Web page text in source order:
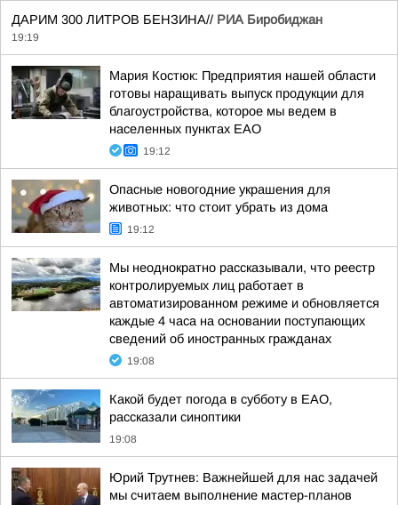
ДАРИМ 300 ЛИТРОВ БЕНЗИНА// РИА Биробиджан
19:19
Мария Костюк: Предприятия нашей области
готовы наращивать выпуск продукции для
благоустройства, которое мы ведем в
населенных пунктах ЕАО
19:12
Опасные новогодние украшения для
животных: что стоит убрать из дома
19:12
Мы неоднократно рассказывали, что реестр
контролируемых лиц работает в
автоматизированном режиме и обновляется
каждые 4 часа на основании поступающих
сведений об иностранных гражданах
19:08
Какой будет погода в субботу в ЕАО,
рассказали синоптики
19:08
Юрий Трутнев: Важнейшей для нас задачей
мы считаем выполнение мастер-планов